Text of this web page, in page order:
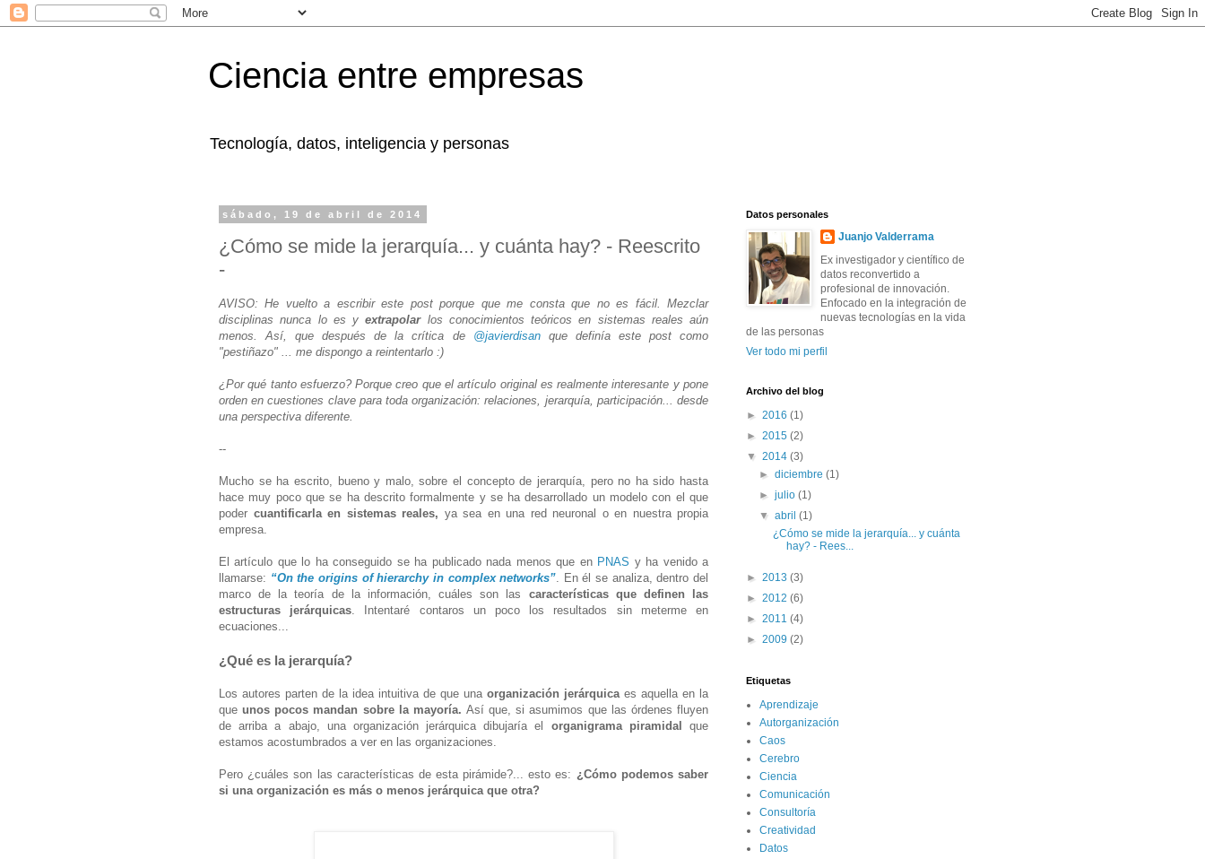
Ciencia entre empresas
Tecnología, datos, inteligencia y personas
sábado, 19 de abril de 2014
¿Cómo se mide la jerarquía... y cuánta hay? - Reescrito
-
AVISO:He vuelto a escribir este post porque que me consta que no es fácil. Mezclar
disciplinas nunca lo es yextrapolarlos conocimientos teóricos en sistemas reales aún
menos. Así, que después de la crítica de @javierdisanque definía este post como
"pestiñazo" ... me dispongo a reintentarlo :)
¿Por qué tanto esfuerzo? Porque creo que el artículo original es realmente interesante y pone
orden en cuestiones clave para toda organización: relaciones, jerarquía, participación... desde
una perspectiva diferente.
--
Mucho se ha escrito, bueno y malo, sobre el concepto de jerarquía, pero no ha sido hasta
hace muy poco que se ha descrito formalmente y se ha desarrollado un modelo con el que
poder cuantificarla en sistemas reales, ya sea en una red neuronal o en nuestra propia
empresa.
El artículo que lo ha conseguido se ha publicado nada menos que en PNAS y ha venido a
llamarse: “On the origins of hierarchy in complex networks” . En él se analiza, dentro del
marco de la teoría de la información, cuáles son las características que definen las
estructuras jerárquicas . Intentaré contaros un poco los resultados sin meterme en
ecuaciones...
¿Qué es la jerarquía?
Los autores parten de la idea intuitiva de que una organización jerárquica es aquella en la
queunos pocos mandan sobre la mayoría.Así que , si asumimos que las órdenes fluyen
de arriba a abajo, una organización jerárquica dibujaría el organigrama piramidal que
estamos acostumbrados a ver en las organizaciones.
Pero ¿cuáles son las características de esta pirámide?... esto es: ¿Cómo podemos saber
si una organización es más o menos jerárquica que otra?
Datos personales
Juanjo Valderrama
Ex investigador y científico de
datos reconvertido a
profesional de innovación.
Enfocado en la integración de
nuevas tecnologías en la vida
de las personas
Ver todo mi perfil
Archivo del blog
► 2016 (1)
► 2015 (2)
▼ 2014 (3)
►diciembre(1)
►julio(1)
▼abril(1)
¿Cómo se mide la jerarquía... y cuánta
hay? - Rees...
► 2013 (3)
► 2012 (6)
► 2011 (4)
► 2009 (2)
Etiquetas
Aprendizaje
Autorganización
Caos
Cerebro
Ciencia
Comunicación
Consultoría
Creatividad
Datos